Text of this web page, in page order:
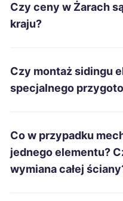
Łomża
Żory
Siemianowice
Czy ceny w Żarach
kraju?
Czy montaż sidingu
specjalnego
Co w przypadku
jednego elementu?
wymiana całej